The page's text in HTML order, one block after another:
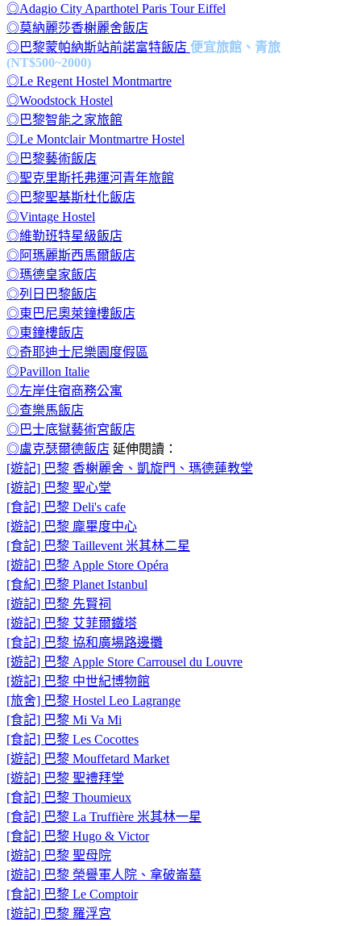
◎Adagio City Aparthotel Paris Tour Eiffel
◎莫納麗莎香榭麗舍飯店
◎巴黎蒙帕納斯站前諾富特飯店 便宜旅館、青旅
(NT$500~2000)
◎Le Regent Hostel Montmartre
◎Woodstock Hostel
◎巴黎智能之家旅館
◎Le Montclair Montmartre Hostel
◎巴黎藝術飯店
◎聖克里斯托弗運河青年旅館
◎巴黎聖基斯杜化飯店
◎Vintage Hostel
◎維勒班特星級飯店
◎阿瑪麗斯西馬爾飯店
◎瑪德皇家飯店
◎列日巴黎飯店
◎東巴尼奧萊鐘樓飯店
◎東鐘樓飯店
◎奇耶迪士尼樂園度假區
◎Pavillon Italie
◎左岸住宿商務公寓
◎查樂馬飯店
◎巴士底獄藝術宮飯店
◎盧克瑟爾德飯店 延伸閱讀：
[遊記] 巴黎 香榭麗舍、凱旋門、瑪德蓮教堂
[遊記] 巴黎 聖心堂
[食記] 巴黎 Deli's cafe
[遊記] 巴黎 龐畢度中心
[食記] 巴黎 Taillevent 米其林二星
[遊記] 巴黎 Apple Store Opéra
[食紀] 巴黎 Planet Istanbul
[遊記] 巴黎 先賢祠
[遊記] 巴黎 艾菲爾鐵塔
[食記] 巴黎 協和廣場路邊攤
[遊記] 巴黎 Apple Store Carrousel du Louvre
[遊記] 巴黎 中世紀博物館
[旅舍] 巴黎 Hostel Leo Lagrange
[食記] 巴黎 Mi Va Mi
[食記] 巴黎 Les Cocottes
[遊記] 巴黎 Mouffetard Market
[遊記] 巴黎 聖禮拜堂
[食記] 巴黎 Thoumieux
[食記] 巴黎 La Truffière 米其林一星
[食記] 巴黎 Hugo & Victor
[遊記] 巴黎 聖母院
[遊記] 巴黎 榮譽軍人院、拿破崙墓
[食記] 巴黎 Le Comptoir
[遊記] 巴黎 羅浮宮